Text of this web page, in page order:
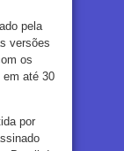
pela
versões
os
em até 30
por